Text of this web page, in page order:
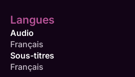
Langues
Audio
Français
Sous-titres
Français